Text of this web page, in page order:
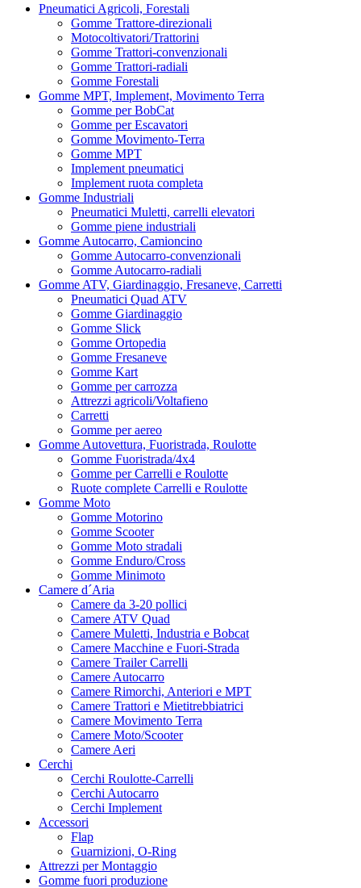
Pneumatici Agricoli, Forestali
Gomme Trattore-direzionali
Motocoltivatori/Trattorini
Gomme Trattori-convenzionali
Gomme Trattori-radiali
Gomme Forestali
Gomme MPT, Implement, Movimento Terra
Gomme per BobCat
Gomme per Escavatori
Gomme Movimento-Terra
Gomme MPT
Implement pneumatici
Implement ruota completa
Gomme Industriali
Pneumatici Muletti, carrelli elevatori
Gomme piene industriali
Gomme Autocarro, Camioncino
Gomme Autocarro-convenzionali
Gomme Autocarro-radiali
Gomme ATV, Giardinaggio, Fresaneve, Carretti
Pneumatici Quad ATV
Gomme Giardinaggio
Gomme Slick
Gomme Ortopedia
Gomme Fresaneve
Gomme Kart
Gomme per carrozza
Attrezzi agricoli/Voltafieno
Carretti
Gomme per aereo
Gomme Autovettura, Fuoristrada, Roulotte
Gomme Fuoristrada/4x4
Gomme per Carrelli e Roulotte
Ruote complete Carrelli e Roulotte
Gomme Moto
Gomme Motorino
Gomme Scooter
Gomme Moto stradali
Gomme Enduro/Cross
Gomme Minimoto
Camere d´Aria
Camere da 3-20 pollici
Camere ATV Quad
Camere Muletti, Industria e Bobcat
Camere Macchine e Fuori-Strada
Camere Trailer Carrelli
Camere Autocarro
Camere Rimorchi, Anteriori e MPT
Camere Trattori e Mietitrebbiatrici
Camere Movimento Terra
Camere Moto/Scooter
Camere Aeri
Cerchi
Cerchi Roulotte-Carrelli
Cerchi Autocarro
Cerchi Implement
Accessori
Flap
Guarnizioni, O-Ring
Attrezzi per Montaggio
Gomme fuori produzione